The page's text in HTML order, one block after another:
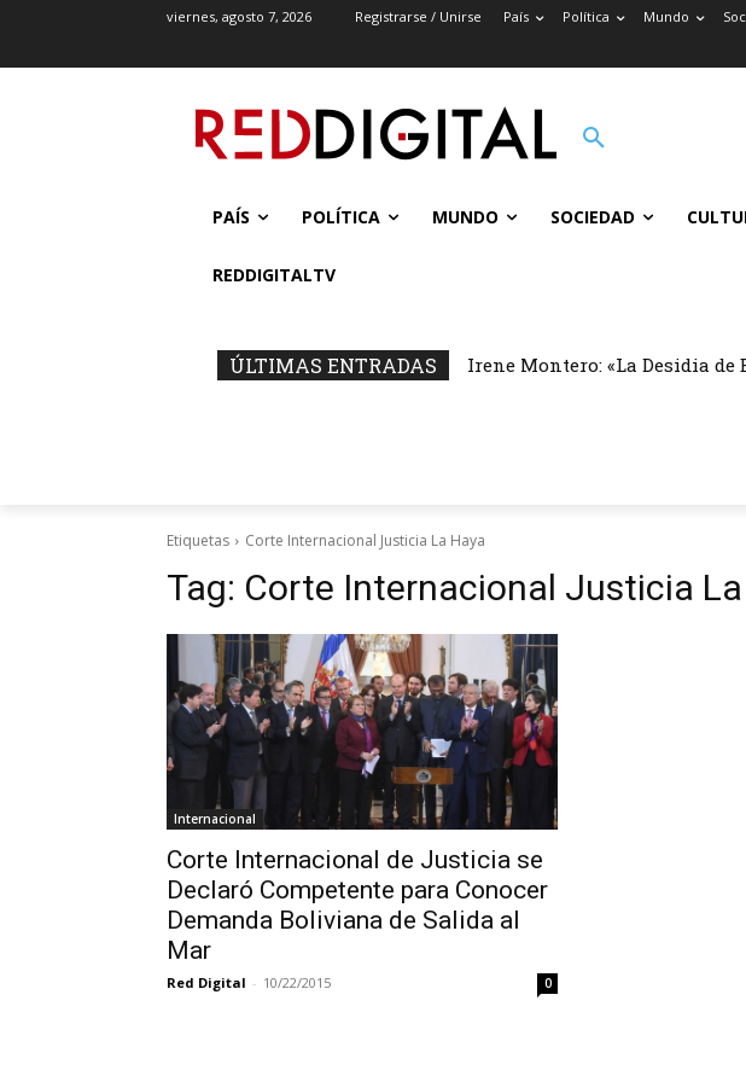
viernes, agosto 7, 2026 Registrarse / Unirse País Política Mundo
PAÍS POLÍTICA MUNDO SOCIEDAD
REDDIGITALTV
ÚLTIMAS ENTRADAS Irene Montero: «La Desidia
Etiquetas Corte Internacional Justicia La Haya
Tag: Corte Internacional Justicia
Internacional
Corte Internacional de Justicia se
Declaró Competente para Conocer
Demanda Boliviana de Salida al
Mar
Red Digital - 10/22/2015 0